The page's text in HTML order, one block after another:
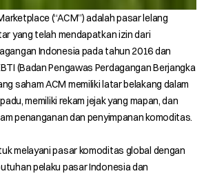
(“ACM”) adalah pasar lelang
yang telah mendapatkan izin dari
Indonesia pada tahun 2016 dan
(Badan Pengawas Perdagangan Berjangka
saham ACM memiliki latar belakang dalam
memiliki rekam jejak yang mapan, dan
penanganan dan penyimpanan komoditas.
melayani pasar komoditas global dengan
pelaku pasar Indonesia dan